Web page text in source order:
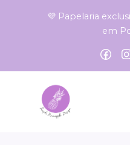
💜 Papelaria
em